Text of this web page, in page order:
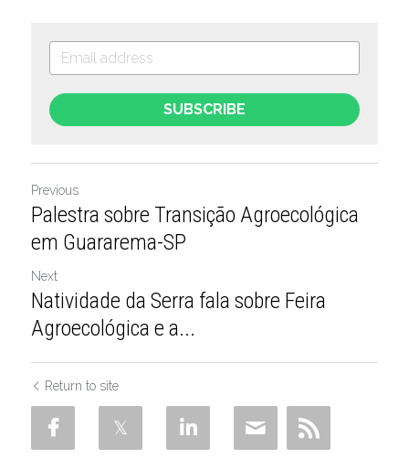
SUBSCRIBE
Previous
Palestra sobre Transição Agroecológica
em Guararema-SP
Next
Natividade da Serra fala sobre Feira
Agroecológica e a...
Return to site